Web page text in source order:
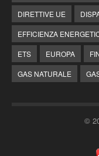
DIRETTIVE UE
EFFICIENZA
ETS
EUROPA
GAS NATURALE
©